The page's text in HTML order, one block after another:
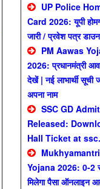
UP Police
Card 2026: यूपी
जारी / प्रवेश पत्र
PM Aawas
2026: प्रधानमंत्री
देखें | नई लाभार्थी सूची
अपना नाम
SSC GD
Released:
Hall Ticket at
Yojana 2026: 0-2
मिलेगा पैसा ऑनलाइन